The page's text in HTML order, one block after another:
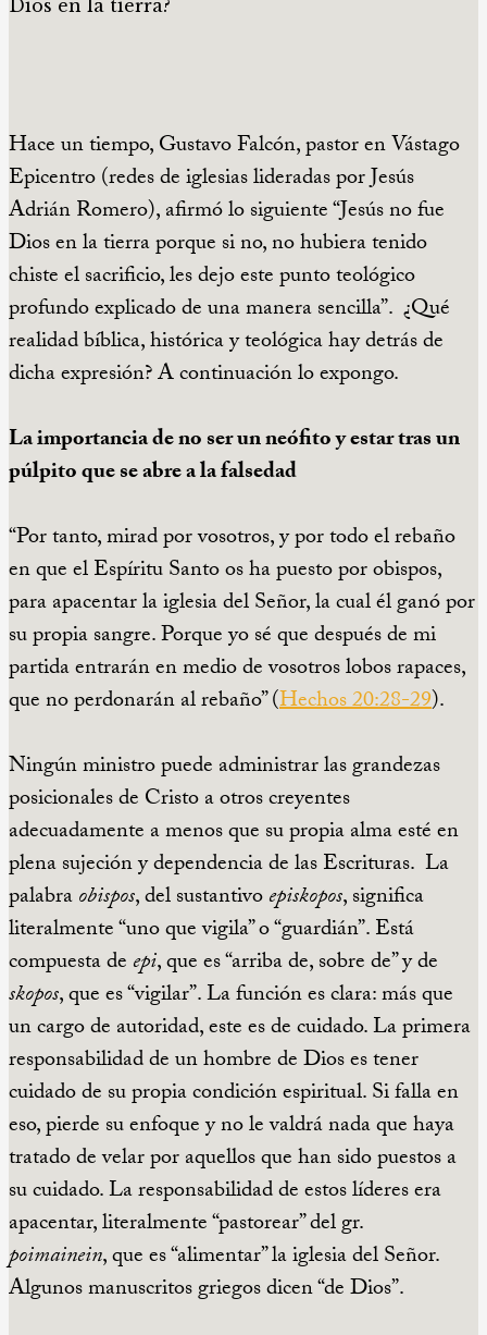
Hace un tiempo, Gustavo Falcón, pastor en Vástago
Epicentro (redes de iglesias lideradas por Jesús
Adrián Romero), afirmó lo siguiente “Jesús no fue
Dios en la tierra porque si no, no hubiera tenido
chiste el sacrificio, les dejo este punto teológico
profundo explicado de una manera sencilla”. ¿Qué
realidad bíblica, histórica y teológica hay detrás de
dicha expresión? A continuación lo expongo.
La importancia de no ser un neófito y estar tras un
púlpito que se abre a la falsedad
“Por tanto, mirad por vosotros, y por todo el rebaño
en que el Espíritu Santo os ha puesto por obispos,
para apacentar la iglesia del Señor, la cual él ganó por
su propia sangre.Porque yo sé que después de mi
partida entrarán en medio de vosotros lobos rapaces,
que no perdonarán al rebaño” (Hechos 20:28-29).
Ningún ministro puede administrar las grandezas
posicionales de Cristo a otros creyentes
adecuadamente a menos que su propia alma esté en
plena sujeción y dependencia de las Escrituras. La
palabraobispos, del sustantivoepiskopos, significa
literalmente “uno que vigila” o “guardián”. Está
compuesta de epi, que es “arriba de, sobre de” y de
skopos, que es “vigilar”. La función es clara: más que
un cargo de autoridad, este es de cuidado. La primera
responsabilidad de un hombre de Dios es tener
cuidado de su propia condición espiritual. Si falla en
eso, pierde su enfoque y no le valdrá nada que haya
tratado de velar por aquellos que han sido puestos a
su cuidado. La responsabilidad de estos líderes era
apacentar, literalmente “pastorear” del gr.
poimainein, que es “alimentar” la iglesia del Señor.
Algunos manuscritos griegos dicen “de Dios”.